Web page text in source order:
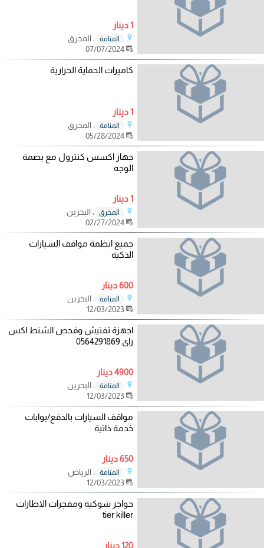
1 دينار
المنامة
، المحرق
07/07/2024
كاميرات الحماية الحرارية
1 دينار
المنامة
، المحرق
05/28/2024
جهاز اكسس كنترول مع بصمة
الوجه
1 دينار
المحرق
، البحرين
02/27/2024
جميع انظمة مواقف السيارات
الذكية
600 دينار
المنامة
، البحرين
12/03/2023
اجهزة تفتيش وفحص الشنط اكس
راى 0564291869
4900 دينار
المنامة
، البحرين
12/03/2023
مواقف السيارات بالدفع/بوابات
خدمة ذاتية
650 دينار
المنامة
، الرياض
12/03/2023
حواجز شوكية ومفجرات الاطارات
tier killer
120 دينار